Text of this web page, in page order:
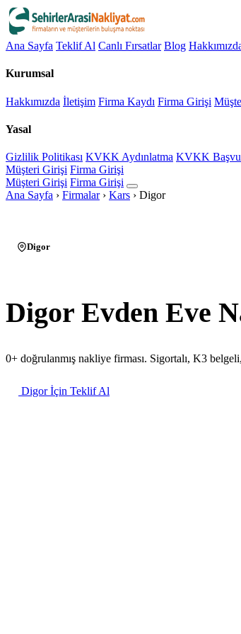
Ana Sayfa Teklif Al Canlı Fırsatlar Blog
Kurumsal
Hakkımızda İletişim Firma Kaydı Firma Girişi
Yasal
Gizlilik Politikası KVKK Aydınlatma KVKK
Müşteri Girişi Firma Girişi
Müşteri Girişi Firma Girişi
Ana Sayfa › Firmalar › Kars › Digor
Digor
Digor Evden Eve
0+ doğrulanmış nakliye firması. Sigortalı, K3
Digor İçin Teklif Al